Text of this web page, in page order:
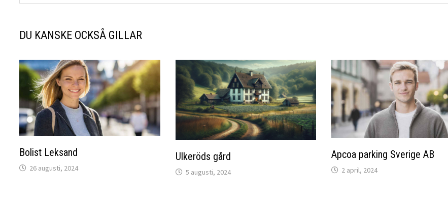
DU KANSKE OCKSÅ GILLAR
Bolist Leksand
26 augusti, 2024
Ulkeröds gård
5 augusti, 2024
Apcoa parking Sverige AB
2 april, 2024